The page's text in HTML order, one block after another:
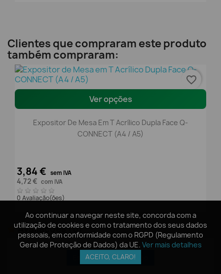
Ao continuar a navegar neste site, concorda com a
utilização de cookies e com o tratamento dos seus dados
pessoais, em conformidade com o RGPD (Regulamento
Geral de Proteção de Dados) da UE. Ver mais detalhes
ACEITO, CLARO!
Clientes que compraram este produto
também compraram:
Ver opções
Expositor De Mesa Em T Acrílico Dupla Face Q-
CONNECT (A4 / A5)
3,84 € sem IVA
4,72 € com IVA
0 Avaliação(ões)
favorite_border
Avaliações(0)
Escrever uma avaliação
Ao continuar a navegar neste site, concorda com a
utilização de cookies e com o tratamento dos seus dados
pessoais, em conformidade com o RGPD (Regulamento
Geral de Proteção de Dados) da UE. Ver mais detalhes
ACEITO, CLARO!